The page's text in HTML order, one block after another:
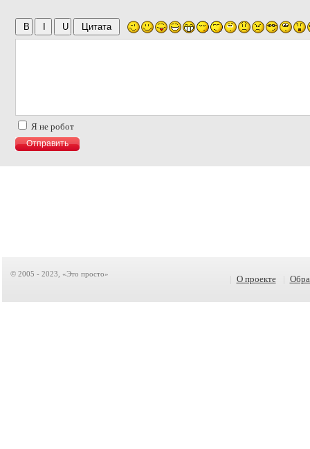
Я не робот
© 2005 - 2023, «Это просто» О проекте